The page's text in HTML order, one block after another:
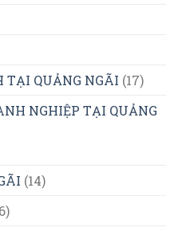
TẠI QUẢNG NGÃI (17)
NGHIỆP TẠI QUẢNG
(14)